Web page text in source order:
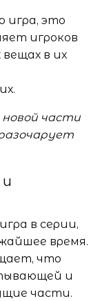
игра, это
игроков
в их
части
в серии,
время.
что
и
части.